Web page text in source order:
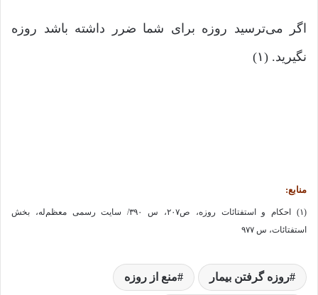
اگر می‌ترسید روزه برای شما ضرر داشته باشد روزه
نگیرید. (۱)
منابع:
(۱) احکام و استفتائات روزه، ص۲۰۷، س ۳۹۰/ سایت رسمی معظم‌له، بخش
استفتائات، س ۹۷۷
روزه گرفتن بیمار منع از روزه